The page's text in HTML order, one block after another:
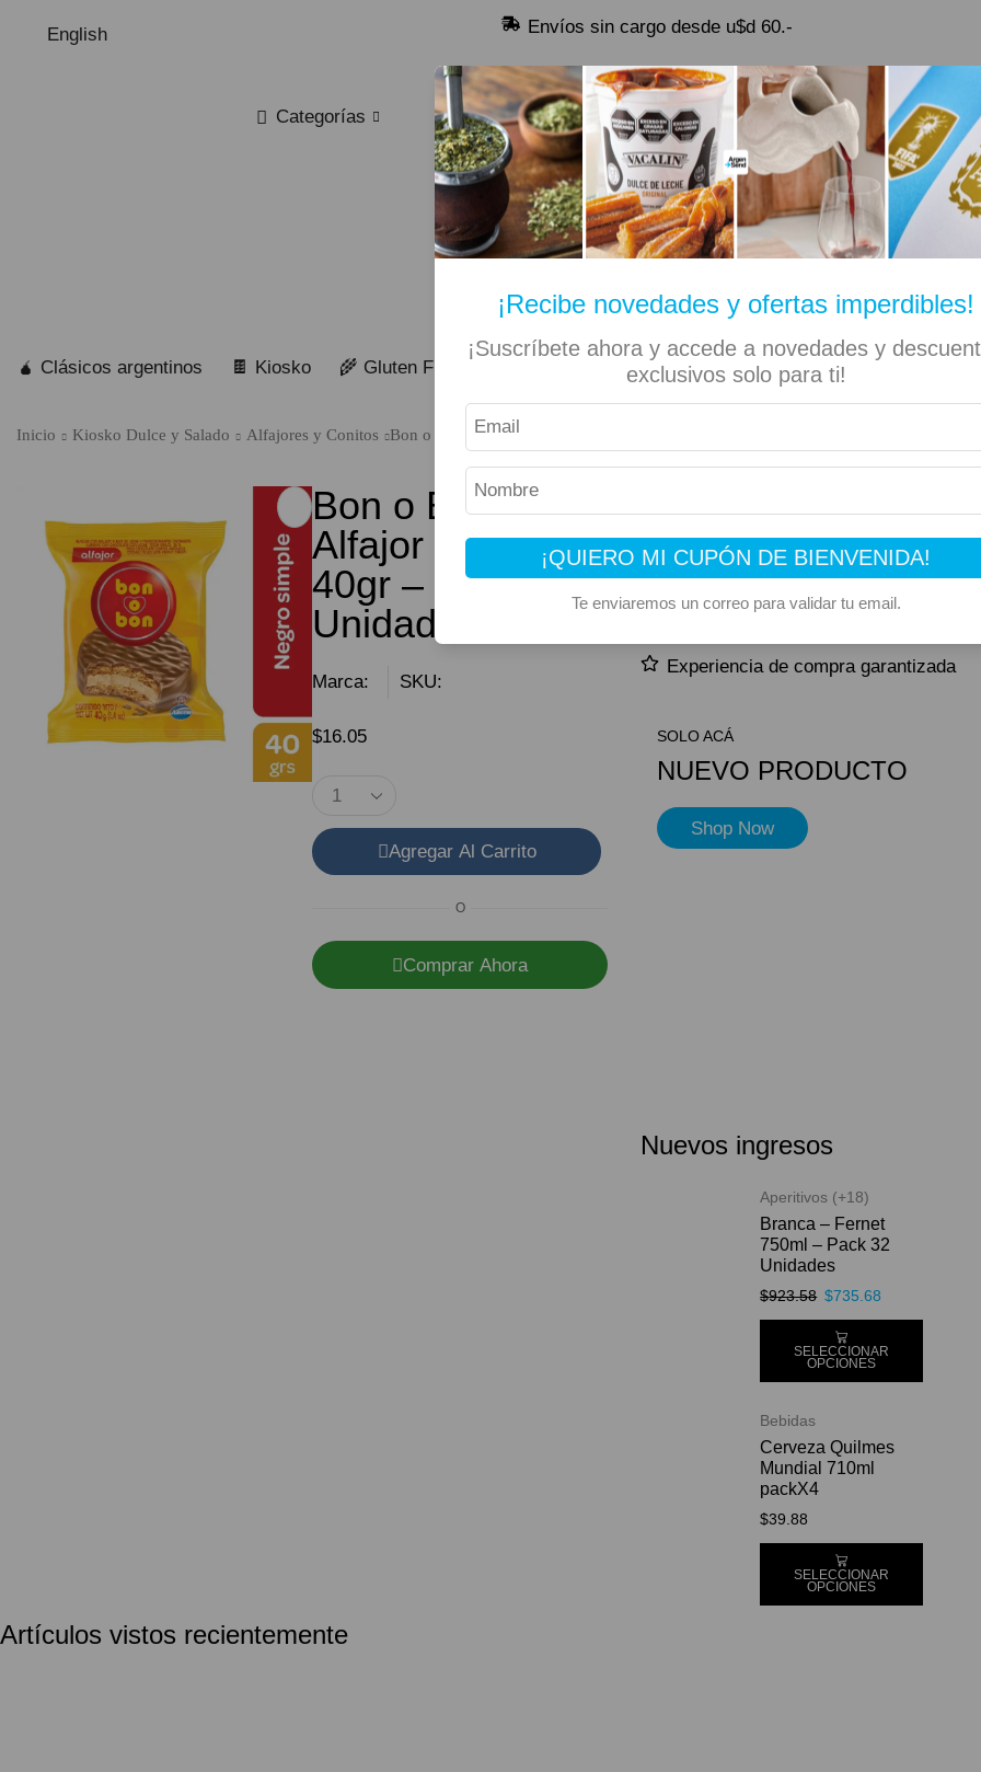
¡Recibe novedades y ofertas imperdibles!
¡Suscríbete ahora y accede a novedades y
exclusivos solo para ti!
¡QUIERO MI CUPÓN DE BIENVENIDA!
Te enviaremos un correo para validar tu email.
English Envíos sin cargo desde u$d 60.-
Categorías 🔥 Alfajores y Golosinas
🧉 Clásicos argentinos 🍫 Kiosko 🌾 Gluten Free 📚 Libros 🏷️ Todas las categorías
Inicio Kiosko Dulce y Salado Alfajores y Conitos Bon o Bon – Alfajor Negro 40gr – 6 Unidades
Bon o Bon –
Alfajor Negro
40gr – 6
Unidades
Marca: SKU:
$16.05
Agregar Al Carrito
O
Comprar Ahora
Este producto suma 1 Rewards
Compra segura
Experiencia de compra garantizada
SOLO ACÁ
NUEVO PRODUCTO
Shop Now
Nuevos ingresos
Aperitivos (+18)
Branca – Fernet
750ml – Pack 32
Unidades
$923.58 $735.68
SELECCIONAR
OPCIONES
Bebidas
Cerveza Quilmes
Mundial 710ml
packX4
$39.88
SELECCIONAR
OPCIONES
Artículos vistos recientemente